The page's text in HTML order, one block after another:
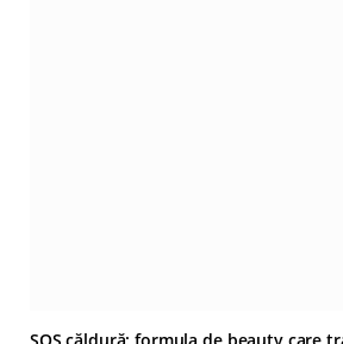
SOS căldură: formula de beauty care